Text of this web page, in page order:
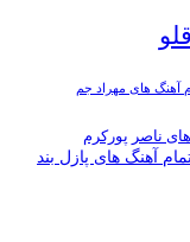
آهنگ های مهراد جم
ناصر پورکرم
آهنگ های پازل بند